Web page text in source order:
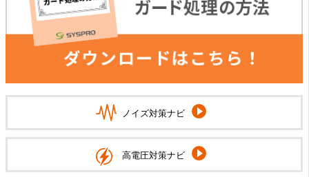
ノイズ対策ナビ
高電圧対策ナビ